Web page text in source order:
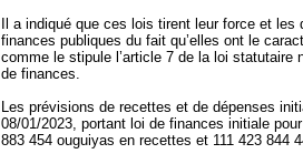
Il a indiqué que ces lois tirent leur force et
finances publiques du fait qu’elles ont le
comme le stipule l’article 7 de la loi statutaire
de finances.
Les prévisions de recettes et de dépenses
08/01/2023, portant loi de finances initiale
883 454 ouguiyas en recettes et 111 423 844